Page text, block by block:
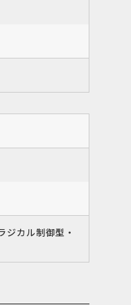
ジカル制御型・